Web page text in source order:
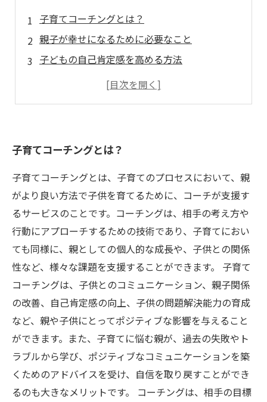
子育てコーチングとは？
親子が幸せになるために必要なこと
子どもの自己肯定感を高める方法
親子のコミュニケーションを円滑にするヒント
子育てコーチングとは？
子育てコーチングとは、子育てのプロセスにおいて、親
がより良い方法で子供を育てるために、コーチが支援す
るサービスのことです。コーチングは、相手の考え方や
行動にアプローチするための技術であり、子育てにおい
ても同様に、親としての個人的な成長や、子供との関係
性など、様々な課題を支援することができます。 子育て
コーチングは、子供とのコミュニケーション、親子関係
の改善、自己肯定感の向上、子供の問題解決能力の育成
など、親や子供にとってポジティブな影響を与えること
ができます。また、子育てに悩む親が、過去の失敗やト
ラブルから学び、ポジティブなコミュニケーションを築
くためのアドバイスを受け、自信を取り戻すことができ
るのも大きなメリットです。 コーチングは、相手の目標